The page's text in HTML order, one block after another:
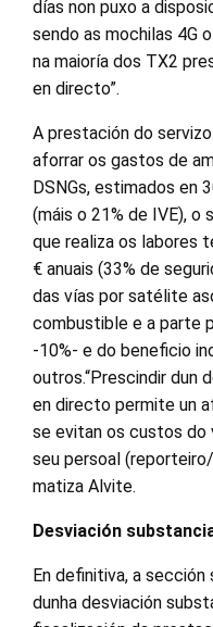
días non puxo a
sendo as mochilas 4G
na maioría dos TX2
en directo”.
A prestación do
aforrar os gastos de
DSNGs, estimados en
(máis o 21% de IVE),
que realiza os labores
€ anuais (33% de
das vías por satélite
combustible e a parte
-10%- e do beneficio
outros.“Prescindir dun
en directo permite un
se evitan os custos do
seu persoal
matiza Alvite.
Desviación
En definitiva, a
dunha desviación